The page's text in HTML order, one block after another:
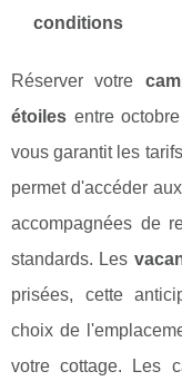
conditions
Réserver votre
étoiles entre
vous garantit les
permet d'accéder
accompagnées de
standards. Les
prisées, cette
choix de
votre cottage. Les